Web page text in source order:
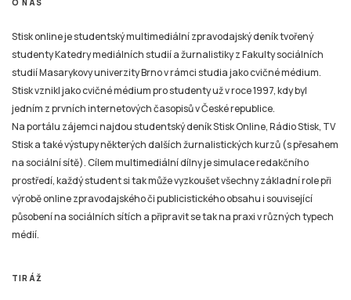
Stisk online je studentský multimediální zpravodajský deník tvořený
studenty Katedry mediálních studií a žurnalistiky z Fakulty sociálních
studií Masarykovy univerzity Brno v rámci studia jako cvičné médium.
Stisk vznikl jako cvičné médium pro studenty už v roce 1997, kdy byl
jedním z prvních internetových časopisů v České republice.
Na portálu zájemci najdou studentský deník Stisk Online, Rádio Stisk, TV
Stisk a také výstupy některých dalších žurnalistických kurzů (s přesahem
na sociální sítě). Cílem multimediální dílny je simulace redakčního
prostředí, každý student si tak může vyzkoušet všechny základní role při
výrobě online zpravodajského či publicistického obsahu i související
působení na sociálních sítích a připravit se tak na praxi v různých typech
médií.
TIRÁŽ